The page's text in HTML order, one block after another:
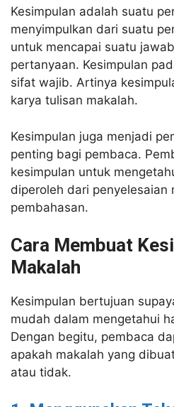
Kesimpulan adalah suatu
menyimpulkan dari suatu
untuk mencapai suatu
pertanyaan. Kesimpulan
sifat wajib. Artinya
karya tulisan makalah.
Kesimpulan juga menjadi
penting bagi pembaca.
kesimpulan untuk
diperoleh dari penyelesaian
pembahasan.
Cara Membuat
Makalah
Kesimpulan bertujuan
mudah dalam mengetahui
Dengan begitu, pembaca
apakah makalah yang
atau tidak.